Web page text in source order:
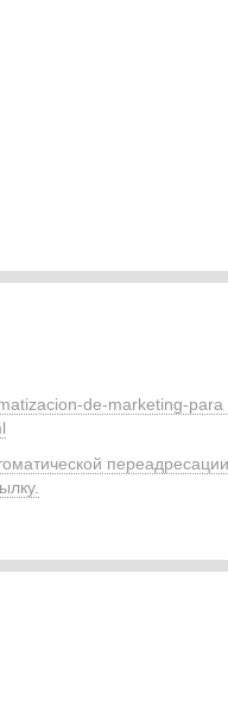
de-marketing-para